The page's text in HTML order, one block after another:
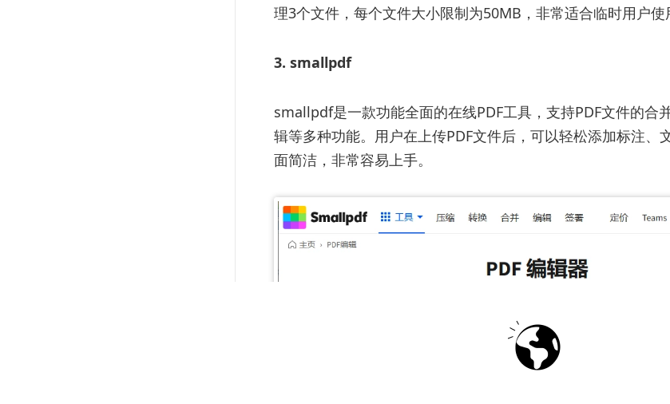
理3个文件，每个文件大小限制为50MB，非常适合临时用户使
3. smallpdf
smallpdf是一款功能全面的在线PDF工具，支持PDF文件的合
辑等多种功能。用户在上传PDF文件后，可以轻松添加标注、
面简洁，非常容易上手。